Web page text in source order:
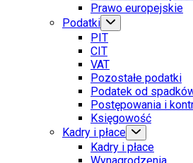
Prawo europejskie
Podatki
PIT
CIT
VAT
Pozostałe podatki
Podatek od
Postępowania i
Księgowość
Kadry i płace
Kadry i płace